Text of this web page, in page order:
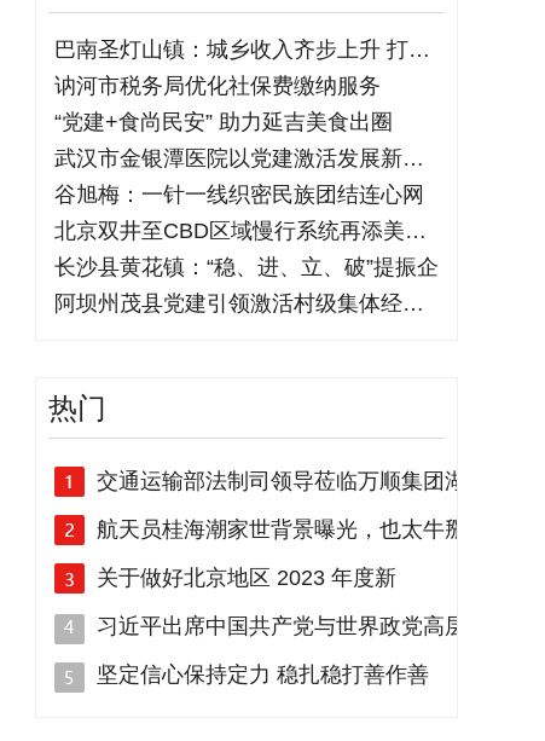
巴南圣灯山镇：城乡收入齐步上升 打开乡
讷河市税务局优化社保费缴纳服务
“党建+食尚民安” 助力延吉美食出圈
武汉市金银潭医院以党建激活发展新动能
谷旭梅：一针一线织密民族团结连心网
北京双井至CBD区域慢行系统再添美丽通
长沙县黄花镇：“稳、进、立、破”提振企
阿坝州茂县党建引领激活村级集体经济“一
热门
交通运输部法制司领导莅临万顺集团湖
航天员桂海潮家世背景曝光，也太牛掰
关于做好北京地区 2023 年度新
习近平出席中国共产党与世界政党高层
坚定信心保持定力 稳扎稳打善作善